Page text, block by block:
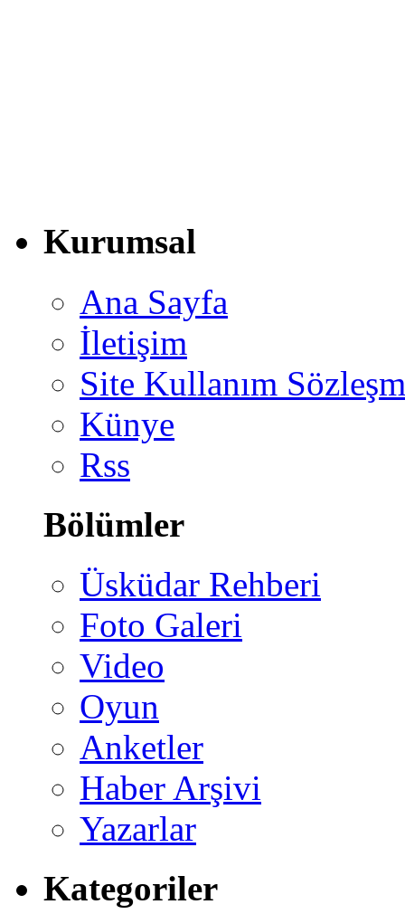
Kurumsal
Ana Sayfa
İletişim
Site Kullanım
Künye
Rss
Bölümler
Üsküdar Rehberi
Foto Galeri
Video
Oyun
Anketler
Haber Arşivi
Yazarlar
Kategoriler